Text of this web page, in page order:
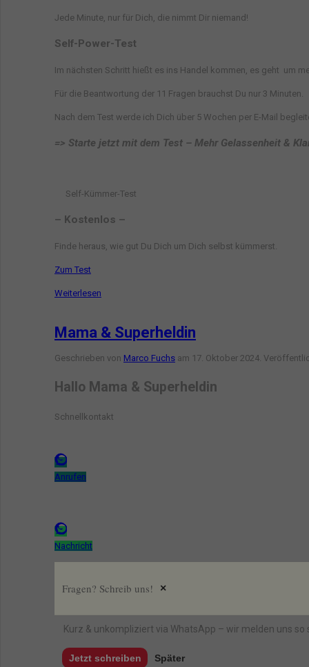
Jede Minute, nur für Dich, die nimmt Dir niemand!
Self-Power-Test
Im nächsten Schritt hießt es ins Handel kommen, es geht um
Für die Beantwortung der 11 Fragen brauchst Du nur 3 Minuten.
Nach dem Test werde ich Dich über 5 Wochen per E-Mail
=> Starte jetzt mit dem Test – Mehr Gelassenheit &
– Kostenlos –
Finde heraus, wie gut Du Dich um Dich selbst kümmerst.
Zum Test
Weiterlesen
Mama & Superheldin
Geschrieben von Marco Fuchs am 17. Oktober 2024 .
Hallo Mama & Superheldin
Schnellkontakt
Anrufen
Nachricht
Fragen? Schreib uns! ×
Kurz & unkompliziert via WhatsApp – wir melden uns
Jetzt schreiben Später